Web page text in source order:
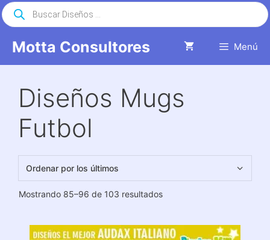
Saltar
al
Motta Consultores Menú
Búsqueda
de
productos
Diseños Mugs
Futbol
Mostrando 85–96 de 103 resultadosOrdenado
últimos